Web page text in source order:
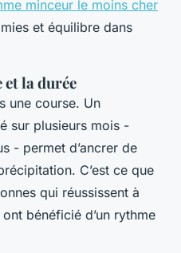
minceur le moins cher
et équilibre dans
la durée
une course. Un
sur plusieurs mois -
- permet d’ancrer de
C’est ce que
qui réussissent à
bénéficié d’un rythme